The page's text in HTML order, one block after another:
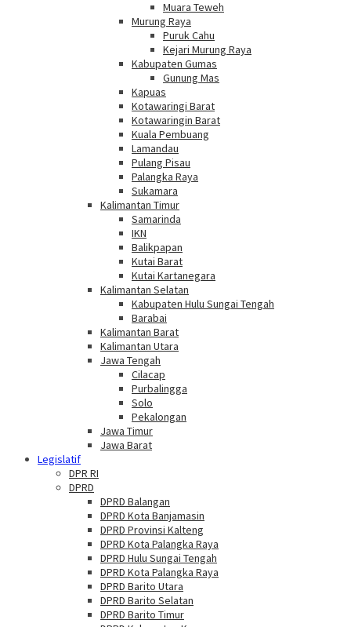
Muara Teweh
Murung Raya
Puruk Cahu
Kejari Murung Raya
Kabupaten Gumas
Gunung Mas
Kapuas
Kotawaringi Barat
Kotawaringin Barat
Kuala Pembuang
Lamandau
Pulang Pisau
Palangka Raya
Sukamara
Kalimantan Timur
Samarinda
IKN
Balikpapan
Kutai Barat
Kutai Kartanegara
Kalimantan Selatan
Kabupaten Hulu Sungai Tengah
Barabai
Kalimantan Barat
Kalimantan Utara
Jawa Tengah
Cilacap
Purbalingga
Solo
Pekalongan
Jawa Timur
Jawa Barat
Legislatif
DPR RI
DPRD
DPRD Balangan
DPRD Kota Banjamasin
DPRD Provinsi Kalteng
DPRD Kota Palangka Raya
DPRD Hulu Sungai Tengah
DPRD Kota Palangka Raya
DPRD Barito Utara
DPRD Barito Selatan
DPRD Barito Timur